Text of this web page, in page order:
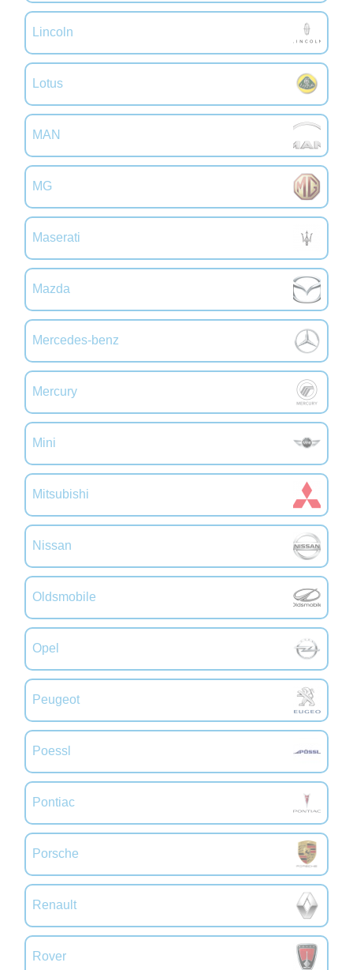
Lincoln
Lotus
MAN
MG
Maserati
Mazda
Mercedes-benz
Mercury
Mini
Mitsubishi
Nissan
Oldsmobile
Opel
Peugeot
Poessl
Pontiac
Porsche
Renault
Rover